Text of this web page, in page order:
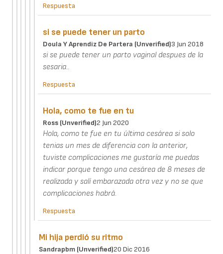
Respuesta
si se puede tener un parto
Doula Y Aprendiz De Partera (unverified)3 Jun 2018
si se puede tener un parto vaginal despues de la
sesaria..
Respuesta
Hola, como te fue en tu
Ross (unverified)2 Jun 2020
Hola, como te fue en tu última cesárea si solo
tenias un mes de diferencia con la anterior,
tuviste complicaciones me gustaría me puedas
indicar porque tengo una cesárea de 8 meses de
realizada y salí embarazada otra vez y no se que
complicaciones habrá.
Respuesta
Mi hija perdió su ritmo
Sandrapbm (unverified)20 Dic 2016